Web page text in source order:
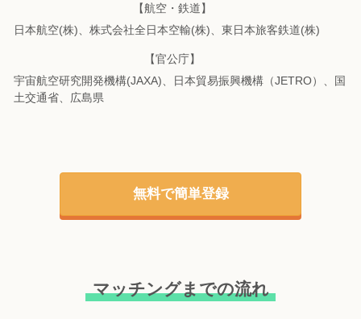
【航空・鉄道】
日本航空(株)、株式会社全日本空輸(株)、東日本旅客鉄道(株)
【官公庁】
宇宙航空研究開発機構(JAXA)、日本貿易振興機構（JETRO）、国
土交通省、広島県
無料で簡単登録
マッチングまでの流れ